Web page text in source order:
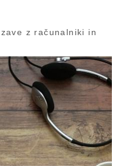
z računalniki in